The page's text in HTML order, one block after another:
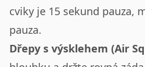
cviky je 15 sekund pauza,
pauza.
Dřepy s výsklehem (Air